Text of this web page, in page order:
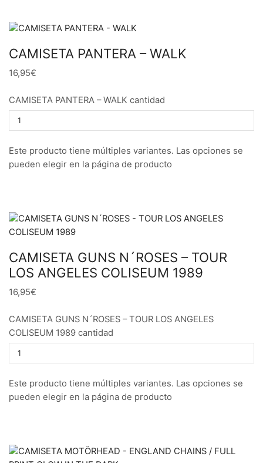
CAMISETA PANTERA – WALK
16,95€
CAMISETA PANTERA – WALK cantidad
Este producto tiene múltiples variantes. Las opciones se
pueden elegir en la página de producto
CAMISETA GUNS N´ROSES – TOUR
LOS ANGELES COLISEUM 1989
16,95€
CAMISETA GUNS N´ROSES – TOUR LOS ANGELES
COLISEUM 1989 cantidad
Este producto tiene múltiples variantes. Las opciones se
pueden elegir en la página de producto